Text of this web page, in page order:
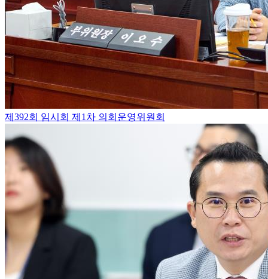
제392회 임시회 제1차 의회운영위원회